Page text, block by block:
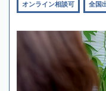
オンライン相談可 全国